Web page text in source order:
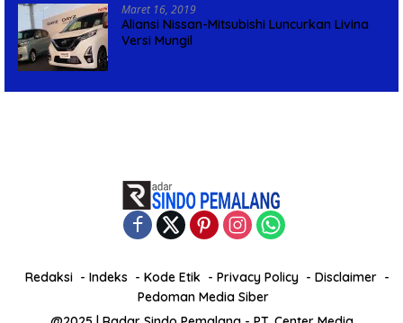
Maret 16, 2019
Aliansi Nissan-Mitsubishi Luncurkan Livina
Versi Mungil
Redaksi Indeks Kode Etik Privacy Policy
Disclaimer
Pedoman Media Siber